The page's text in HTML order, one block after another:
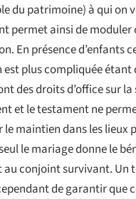
du patrimoine) à qui on
permet ainsi de moduler
En présence d’enfants
plus compliquée étant
des droits d’office sur la
et le testament ne
le maintien dans les lieux
le mariage donne le
au conjoint survivant. Un
de garantir que